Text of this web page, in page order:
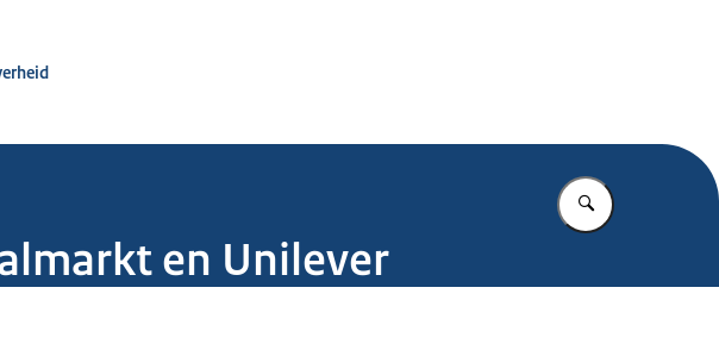
Vul in wat u
en Unilever